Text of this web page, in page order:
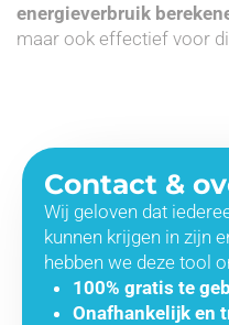
energieverbruik
maar ook effectief voor
Contact &
Wij geloven dat
kunnen krijgen in zijn
hebben we deze tool
100% gratis te
Onafhankelijk en